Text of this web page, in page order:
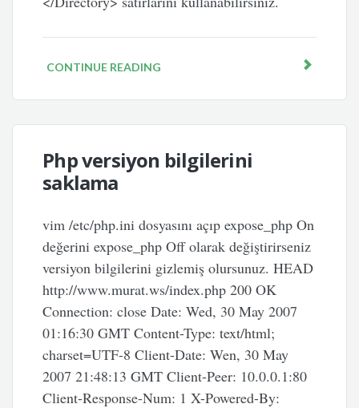
CONTINUE READING
Php versiyon bilgilerini
saklama
vim /etc/php.ini dosyasını açıp expose_php On
değerini expose_php Off olarak değiştirirseniz
versiyon bilgilerini gizlemiş olursunuz. HEAD
http://www.murat.ws/index.php 200 OK
Connection: close Date: Wed, 30 May 2007
01:16:30 GMT Content-Type: text/html;
charset=UTF-8 Client-Date: Wen, 30 May
2007 21:48:13 GMT Client-Peer: 10.0.0.1:80
Client-Response-Num: 1 X-Powered-By: